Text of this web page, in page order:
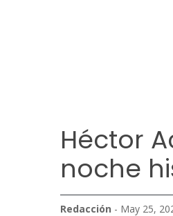
Héctor
noche
Redacción - May 25,